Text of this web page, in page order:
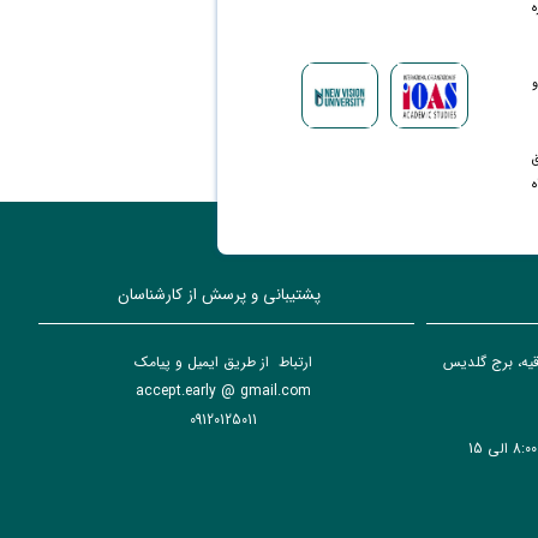
برج گلدیس
پشتیبانی و پرسش از کارشناسان
ارتباط از طریق ایمیل و پیامک
accept.early @ gmail.com
09120125011